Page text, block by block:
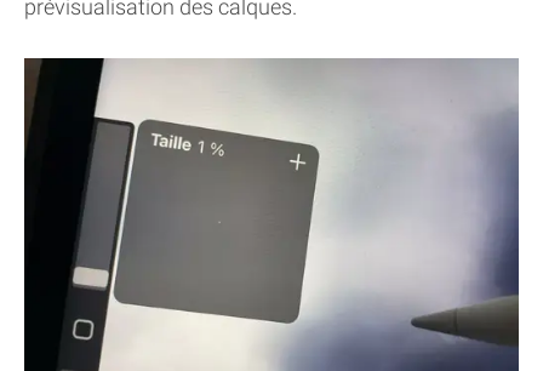
prévisualisation des calques.